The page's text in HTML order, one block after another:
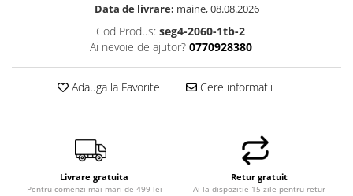
Data de livrare: maine, 08.08.2026
Cod Produs: seg4-2060-1tb-2
Ai nevoie de ajutor? 0770928380
Adauga la Favorite Cere informatii
Livrare gratuita
Pentru comenzi mai mari de 499 lei
Retur gratuit
Ai la dispozitie 15 zile pentru retur